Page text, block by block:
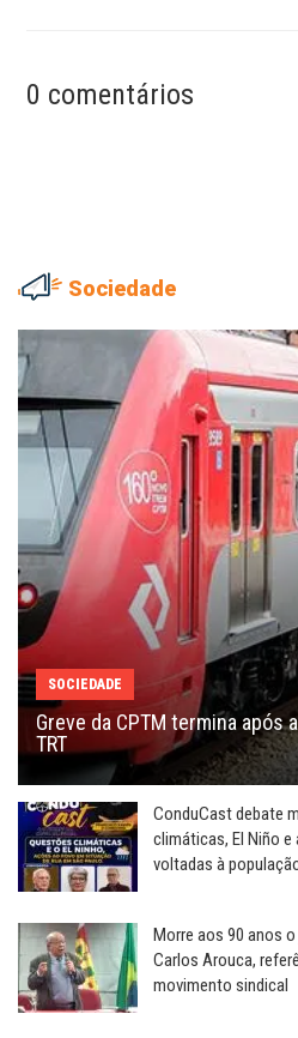
0 comentários
Sociedade
SOCIEDADE
Greve da CPTM termina após
TRT
ConduCast debate
climáticas, El Niño e
voltadas à
Morre aos 90 anos
Carlos Arouca,
movimento sindical